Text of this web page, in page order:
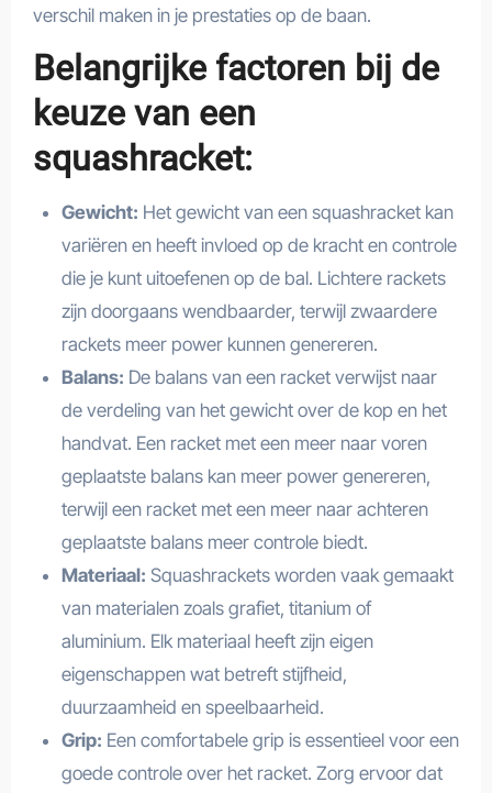
verschil maken in je prestaties op de baan.
Belangrijke factoren bij de
keuze van een
squashracket:
Gewicht: Het gewicht van een squashracket kan
variëren en heeft invloed op de kracht en controle
die je kunt uitoefenen op de bal. Lichtere rackets
zijn doorgaans wendbaarder, terwijl zwaardere
rackets meer power kunnen genereren.
Balans: De balans van een racket verwijst naar
de verdeling van het gewicht over de kop en het
handvat. Een racket met een meer naar voren
geplaatste balans kan meer power genereren,
terwijl een racket met een meer naar achteren
geplaatste balans meer controle biedt.
Materiaal: Squashrackets worden vaak gemaakt
van materialen zoals grafiet, titanium of
aluminium. Elk materiaal heeft zijn eigen
eigenschappen wat betreft stijfheid,
duurzaamheid en speelbaarheid.
Grip: Een comfortabele grip is essentieel voor een
goede controle over het racket. Zorg ervoor dat